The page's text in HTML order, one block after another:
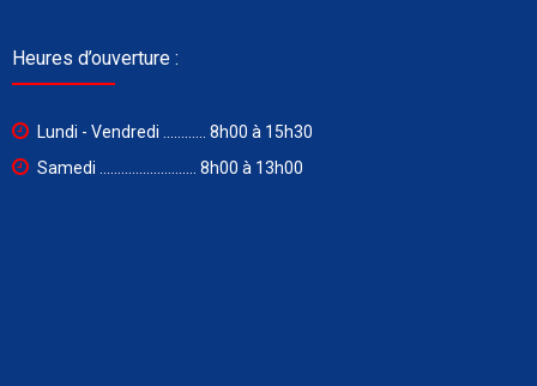
Heures d’ouverture :
Lundi - Vendredi ............ 8h00 à 15h30
Samedi ........................... 8h00 à 13h00